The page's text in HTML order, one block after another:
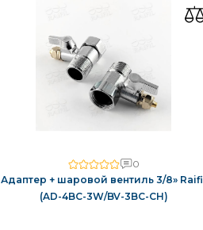
0
Адаптер + шаровой вентиль 3/8» Raifil
(AD-4BC-3W/BV-3BC-CH)